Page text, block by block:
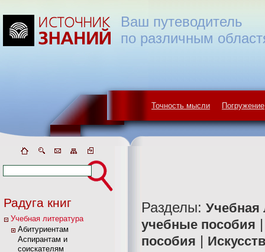
Точность мысли Погружение
Ваш путеводитель
по различным
Радуга книг
Учебная литература
Абитуриентам
Аспирантам и
соискателям
Разделы: Учебная
учебные пособия
пособия |